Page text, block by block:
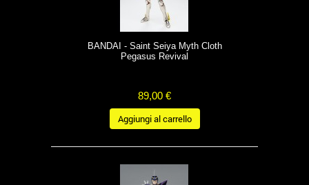
BANDAI - Saint Seiya Myth Cloth
Pegasus Revival
89,00 €
Aggiungi al carrello